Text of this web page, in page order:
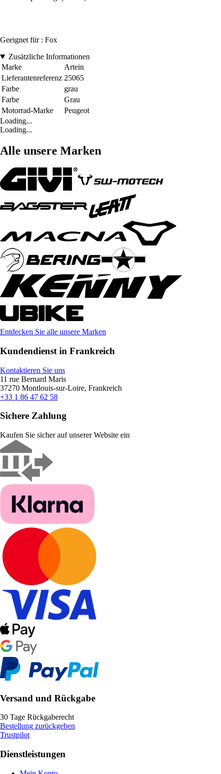
Geeignet für : Fox
Zusätzliche Informationen
Marke
Artein
Lieferantenreferenz 25065
Farbe
grau
Farbe
Grau
Motorrad-Marke
Peugeot
Loading...
Loading...
Alle unsere Marken
Entdecken Sie alle unsere Marken
Kundendienst in Frankreich
Kontaktieren Sie uns
11 rue Bernard Maris
37270 Montlouis-sur-Loire, Frankreich
+33 1 86 47 62 58
Sichere Zahlung
Kaufen Sie sicher auf unserer Website ein
Versand und Rückgabe
30 Tage Rückgaberecht
Bestellung zurückgeben
Trustpilot
Dienstleistungen